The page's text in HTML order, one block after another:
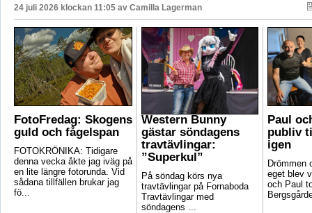
24 juli 2026 klockan 11:05 av Camilla Lagerman
FotoFredag: Skogens
guld och fågelspan
FOTOKRÖNIKA: Tidigare
denna vecka åkte jag iväg på
en lite längre fotorunda. Vid
sådana tillfällen brukar jag
fö...
Western Bunny
gästar söndagens
travtävlingar:
”Superkul”
På söndag körs nya
travtävlingar på Fornaboda
Travtävlingar med
söndagens ...
Paul
publiv
igen
Drömmen
eget blev
och Paul